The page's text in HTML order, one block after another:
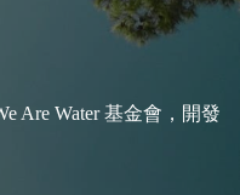
Are Water 基金會，開發